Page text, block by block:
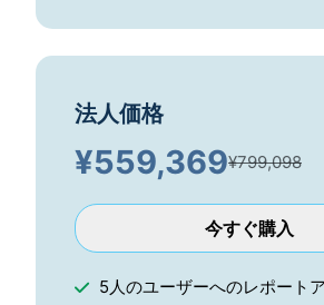
法人価格
¥559,369¥799,098
今すぐ購入
5人のユーザーへのレポート